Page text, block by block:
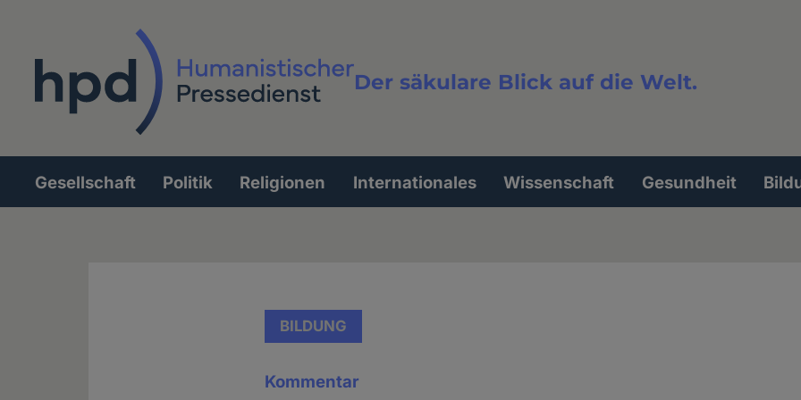
Der säkulare Blick auf die Welt.
Volltextsuche
Hauptnavigation
Gesellschaft Politik Religionen Internationales Wissenschaft Gesundheit
BILDUNG
Kommentar